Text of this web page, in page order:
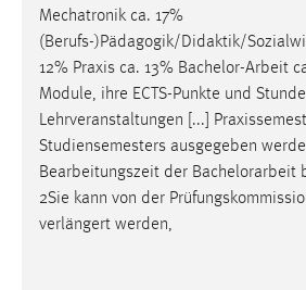
Fachstudienberatung aufsuchen. § 9
DieBachelorarbeitkann frühestens
Praxissemester folgenden
Mechatronik ca. 17%
(Berufs-)Pädagogik/Didaktik/
12% Praxis ca. 13%Bachelor-Arbeit
Module, ihre ECTS-Punkte und
Lehrveranstaltungen [...]
Studiensemesters ausgegeben